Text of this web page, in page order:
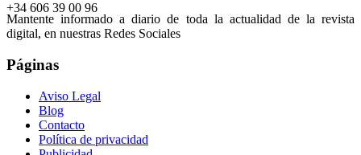
+34 606 39 00 96
Mantente informado a diario de toda la actualidad de la revista
digital, en nuestras Redes Sociales
Páginas
Aviso Legal
Blog
Contacto
Política de privacidad